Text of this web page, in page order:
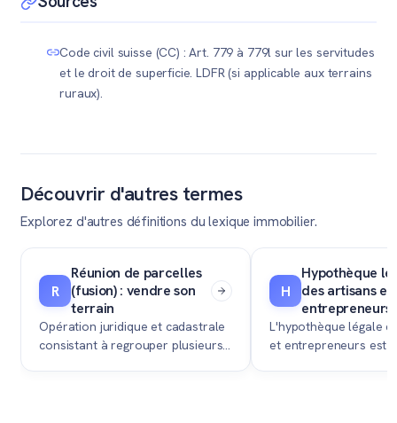
frais pour vos acheteurs.
pas de la plus-value fulgurante du terrain nu, qui reste
acquise au propriétaire foncier.
Code civil suisse (CC) : Art. 779 à 779l sur les servitudes
et le droit de superficie. LDFR (si applicable aux terrains
ruraux).
Découvrir d'autres termes
Explorez d'autres définitions du lexique immobilier.
R
Réunion de parcelles
(fusion) : vendre son
terrain
Opération juridique et cadastrale
consistant à regrouper plusieurs
H
Hypothèque
des artisans et
entrepreneurs
L'hypothèque légale
et entrepreneurs est